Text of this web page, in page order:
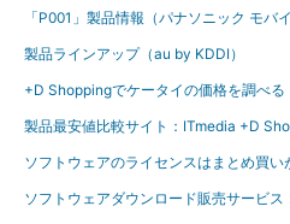
「P001」製品情報（パナソニック モバ
製品ラインアップ（au by KDDI）
+D Shoppingでケータイの価格を調べる
製品最安値比較サイト：ITmedia +D
ソフトウェアのライセンスはまとめ買い
ソフトウェアダウンロード販売サービ